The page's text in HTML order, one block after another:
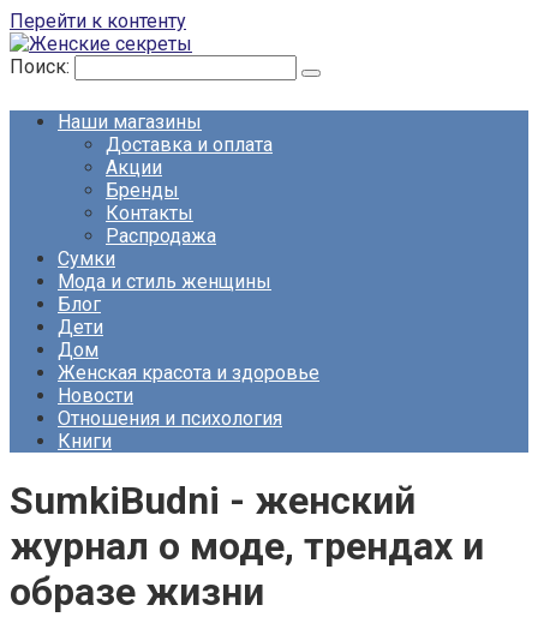
Перейти к контенту
Поиск:
Наши магазины
Доставка и оплата
Акции
Бренды
Контакты
Распродажа
Сумки
Мода и стиль женщины
Блог
Дети
Дом
Женская красота и здоровье
Новости
Отношения и психология
Книги
SumkiBudni - женский
журнал о моде, трендах и
образе жизни